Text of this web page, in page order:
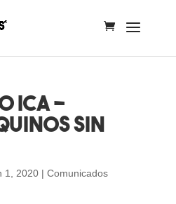
ICA –
SIN
1, 2020| Comunicados